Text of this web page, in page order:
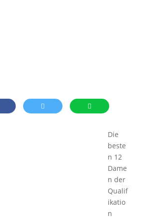
Die
beste
n 12
Dame
n der
Qualif
ikatio
n